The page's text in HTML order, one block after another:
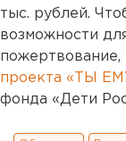
тыс. рублей.
возможности
пожертвование,
проекта «ТЫ
фонда «Дети